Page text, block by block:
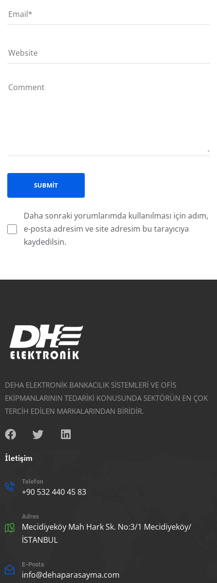
Daha sonraki yorumlarımda kullanılması için adım,
e-posta adresim ve site adresim bu tarayıcıya
kaydedilsin.
DEHA ELEKTRONİK BANKACILIK SİSTEMLERİ VE OFİS
EKİPMANLARININ TEDARİKİ KONUSUNDA SEKTÖRÜN EN ÇOK
TERCİH EDİLEN MARKALARINDAN BİRİDİR.
İletişim
Telefon
+90 532 440 45 83
Adres
Mecidiyeköy Mah Hark Sk. No:3/1 Mecidiyeköy/
İSTANBUL
E-Posta
info@dehaparasayma.com